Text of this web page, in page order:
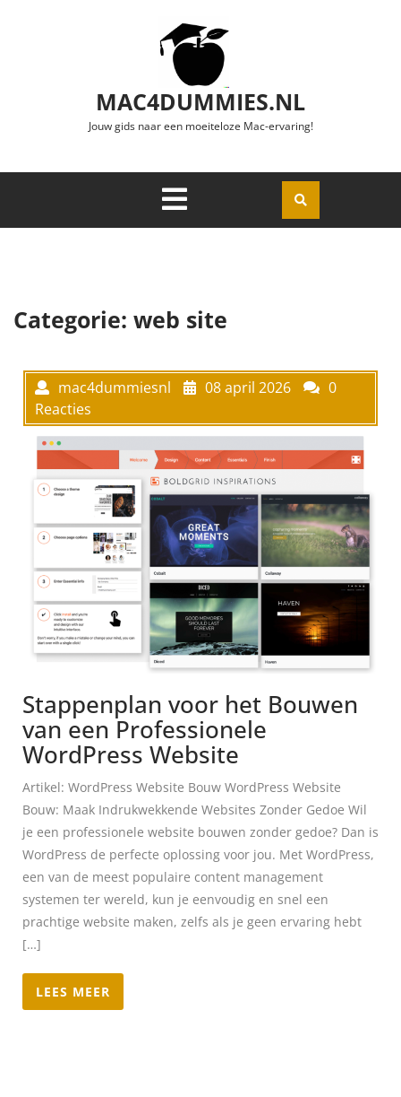
MAC4DUMMIES.NL
Jouw gids naar een moeiteloze Mac-ervaring!
Openen
Categorie: web site
mac4dummiesnl 08 april 2026
0
Reacties
Stappenplan voor het Bouwen
van een Professionele
WordPress Website
Artikel: WordPress Website Bouw WordPress Website
Bouw: Maak Indrukwekkende Websites Zonder Gedoe Wil
je een professionele website bouwen zonder gedoe? Dan is
WordPress de perfecte oplossing voor jou. Met WordPress,
een van de meest populaire content management
systemen ter wereld, kun je eenvoudig en snel een
prachtige website maken, zelfs als je geen ervaring hebt
[…]
LEES MEER